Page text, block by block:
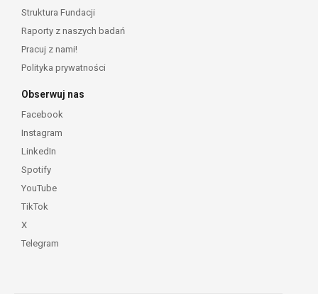
Struktura Fundacji
Raporty z naszych badań
Pracuj z nami!
Polityka prywatności
Obserwuj nas
Facebook
Instagram
LinkedIn
Spotify
YouTube
TikTok
X
Telegram